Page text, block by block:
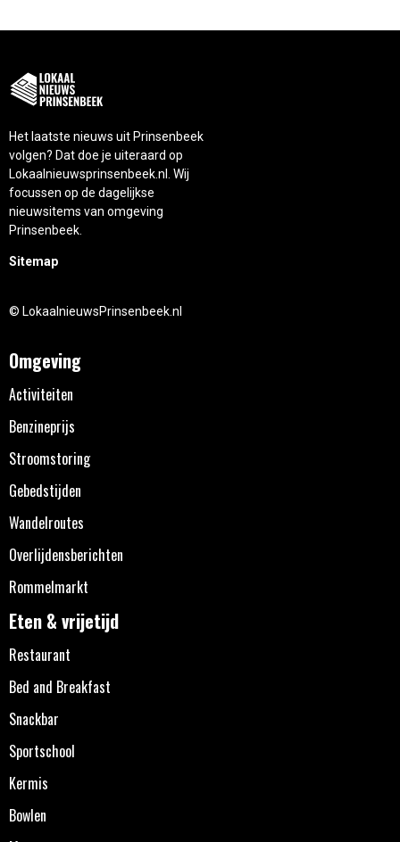
Het laatste nieuws uit Prinsenbeek
volgen? Dat doe je uiteraard op
Lokaalnieuwsprinsenbeek.nl. Wij
focussen op de dagelijkse
nieuwsitems van omgeving
Prinsenbeek.
Sitemap
© LokaalnieuwsPrinsenbeek.nl
Omgeving
Activiteiten
Benzineprijs
Stroomstoring
Gebedstijden
Wandelroutes
Overlijdensberichten
Rommelmarkt
Eten & vrijetijd
Restaurant
Bed and Breakfast
Snackbar
Sportschool
Kermis
Bowlen